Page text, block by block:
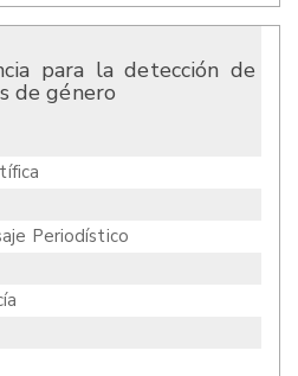
para la detección de
de género
Periodístico